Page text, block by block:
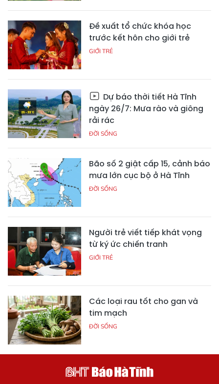
Đề xuất tổ chức khóa học
trước kết hôn cho giới trẻ
GIỚI TRẺ
Dự báo thời tiết Hà Tĩnh
ngày 26/7: Mưa rào và giông
rải rác
ĐỜI SỐNG
Bão số 2 giật cấp 15, cảnh báo
mưa lớn cục bộ ở Hà Tĩnh
ĐỜI SỐNG
Người trẻ viết tiếp khát vọng
từ ký ức chiến tranh
GIỚI TRẺ
Các loại rau tốt cho gan và
tim mạch
ĐỜI SỐNG